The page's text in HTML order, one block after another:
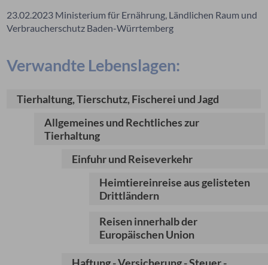
23.02.2023 Ministerium für Ernährung, Ländlichen Raum und
Verbraucherschutz Baden-Würrtemberg
Verwandte Lebenslagen:
Tierhaltung, Tierschutz, Fischerei und Jagd
Allgemeines und Rechtliches zur
Tierhaltung
Einfuhr und Reiseverkehr
Heimtiereinreise aus gelisteten
Drittländern
Reisen innerhalb der
Europäischen Union